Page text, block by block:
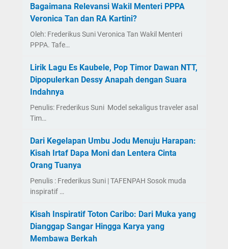
Bagaimana Relevansi Wakil Menteri PPPA
Veronica Tan dan RA Kartini?
Oleh: Frederikus Suni Veronica Tan Wakil Menteri
PPPA. Tafe…
Lirik Lagu Es Kaubele, Pop Timor Dawan NTT,
Dipopulerkan Dessy Anapah dengan Suara
Indahnya
Penulis: Frederikus Suni Model sekaligus traveler asal
Tim…
Dari Kegelapan Umbu Jodu Menuju Harapan:
Kisah Irtaf Dapa Moni dan Lentera Cinta
Orang Tuanya
Penulis : Frederikus Suni | TAFENPAH Sosok muda
inspiratif …
Kisah Inspiratif Toton Caribo: Dari Muka yang
Dianggap Sangar Hingga Karya yang
Membawa Berkah